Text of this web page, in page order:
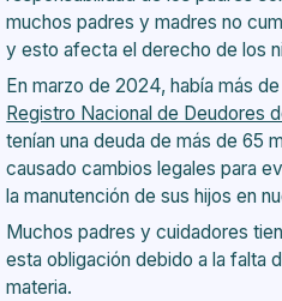
alimentos?
¿Cómo se calcula la
¿Cómo se puede
alimentos o regularizarla?
Tipos de pensión de
¿Una persona se puede
pensión de alimentos?
¿Qué pasa si el
alimentos?
¿Qué es el Registro
muchos padres y madres no
y esto afecta el derecho de los
En marzo de 2024, había más
Registro Nacional de Deudores
tenían una deuda de más de 65
causado cambios legales para
la manutención de sus hijos en
Muchos padres y cuidadores
esta obligación debido a la falta
materia.